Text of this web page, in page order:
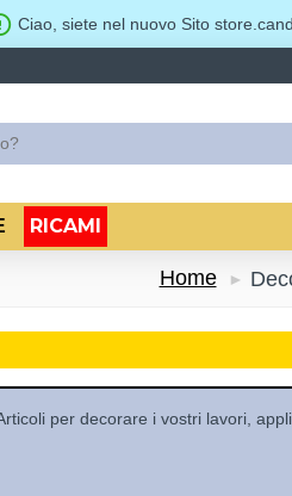
Ciao, siete nel nuovo Sito
RICAMI
Home
per decorare i vostri lavori,